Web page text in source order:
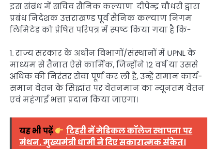
इस संबंध में सचिव सैनिक कल्याण दीपेन्द्र चौधरी द्वारा
प्रबंध निदेशक उत्तराखण्ड पूर्व सैनिक कल्याण निगम
लिमिटेड को प्रेषित परिपत्र में स्पष्ट किया गया है कि-
1. राज्य सरकार के अधीन विभागों/संस्थानों में UPNL के
माध्यम से तैनात ऐसे कार्मिक, जिन्होंने 12 वर्ष या उससे
अधिक की निरंतर सेवा पूर्ण कर ली है, उन्हें समान कार्य-
समान वेतन के सिद्धांत पर वेतनमान का न्यूनतम वेतन
एवं महंगाई भत्ता प्रदान किया जाएगा।
यह भी पढ़ें
टिहरी में मेडिकल कॉलेज स्थापना पर
मंथन, मुख्यमंत्री धामी ने दिए सकारात्मक संकेत।